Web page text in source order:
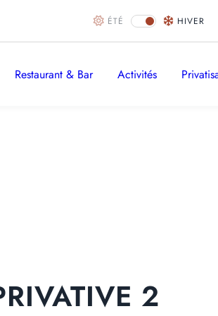
ÉTÉ HIVER
LIT EN CHAMBRE À PARTAGER
Restaurant & Bar Activités
2